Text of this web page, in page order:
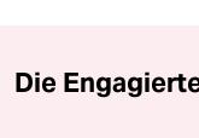
Die